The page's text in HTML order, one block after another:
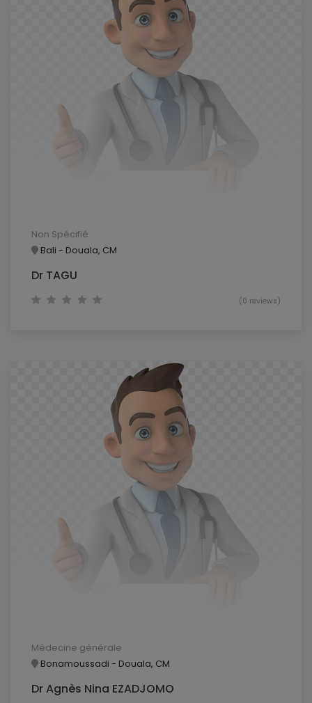
Non Spécifié
Bali - Douala, CM
Dr TAGU
(0 reviews)
Médecine générale
Bonamoussadi - Douala, CM
Dr Agnès Nina EZADJOMO